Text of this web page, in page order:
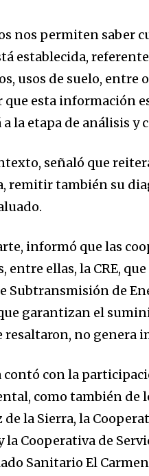
nos permiten saber
establecida,
usos de suelo, entre
esta información
a la etapa de análisis
señaló que
remitir también su
informó que las
entre ellas, la CRE,
Subtransmisión de
garantizan el
resaltaron, no genera
contó con la
como también de
de la Sierra, la
la Cooperativa de
Sanitario El